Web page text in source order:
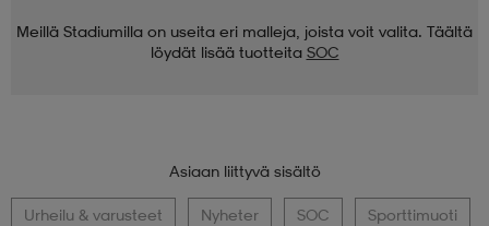
Meillä Stadiumilla on useita eri malleja, joista voit valita. Täältä
löydät lisää tuotteita SOC
Asiaan liittyvä sisältö
Urheilu & varusteet Nyheter SOC Sporttimuoti